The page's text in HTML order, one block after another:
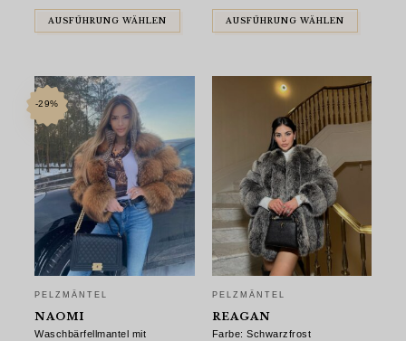
$960.00$780.00.
AUSFÜHRUNG WÄHLEN
$920.00$680.00.
AUSFÜHRUNG WÄHLEN
-29%
PELZMÄNTEL
NAOMI
Waschbärfellmantel mit
PELZMÄNTEL
REAGAN
Farbe: Schwarzfrost